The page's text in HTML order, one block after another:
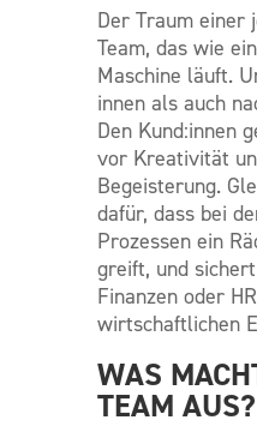
Der Traum einer
Team, das wie
Maschine läuft.
innen als auch
Den Kund:innen
vor Kreativität
Begeisterung.
dafür, dass bei
Prozessen ein
greift, und
Finanzen oder
wirtschaftlichen
WAS
TEAM AUS?